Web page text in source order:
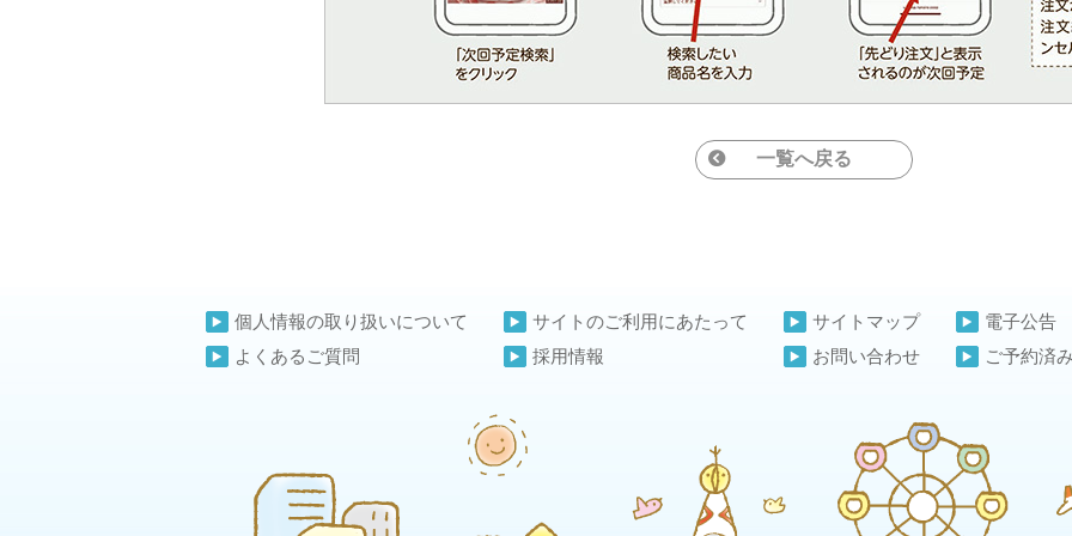
一覧へ戻る
個人情報の取り扱いについて
よくあるご質問
サイトのご利用にあたって
採用情報
サイトマップ
お問い合わせ
電子公告
ご予約済